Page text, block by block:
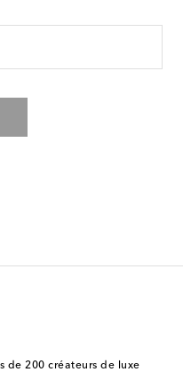
de 200 créateurs de luxe